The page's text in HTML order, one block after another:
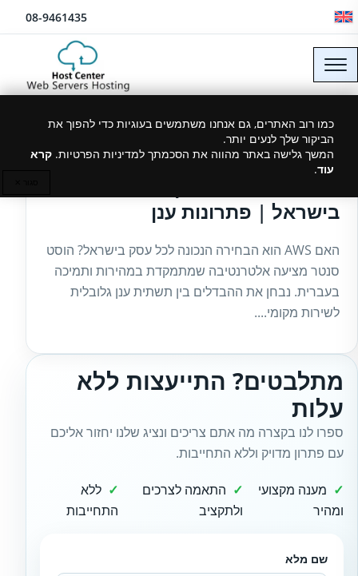
דלג לתוכן 08-9461435
כמו רוב האתרים, גם אנחנו משתמשים בעוגיות כדי להפוך את
הביקור שלך לנעים יותר.
המשך גלישה באתר מהווה את הסכמתך למדיניות הפרטיות. קרא
עוד.
01/01/2026
בישראל | פתרונות ענן
האם AWS הוא הבחירה הנכונה לכל עסק בישראל? הוסט
סנטר מציעה אלטרנטיבה שמתמקדת במהירות ותמיכה
בעברית. נבחן את ההבדלים בין תשתית ענן גלובלית
לשירות מקומי....
מתלבטים? התייעצות ללא
עלות
ספרו לנו בקצרה מה אתם צריכים ונציג שלנו יחזור אליכם
עם פתרון מדויק וללא התחייבות.
מענה מקצועי
ומהיר
התאמה לצרכים
ולתקציב
ללא
התחייבות
שם מלא